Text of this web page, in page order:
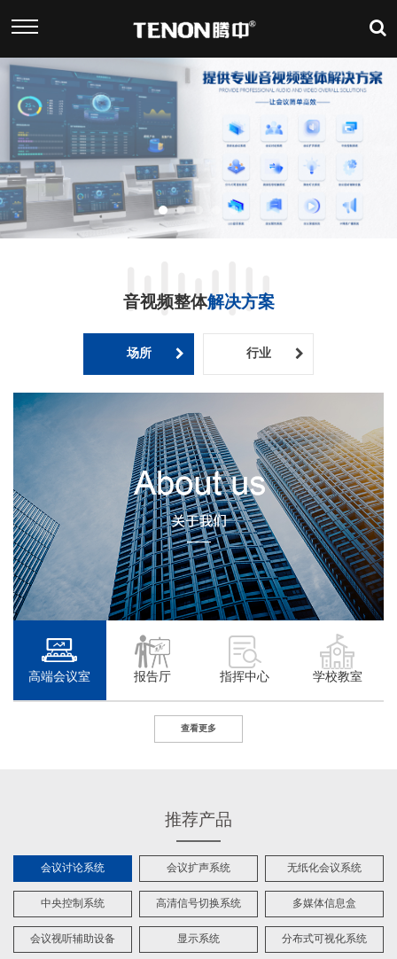
音视频整体解决方案
场所 行业
高端会议室 报告厅 指挥中心 学校教室
查看更多
推荐产品
会议讨论系统 会议扩声系统 无纸化会议系统
中央控制系统 高清信号切换系统 多媒体信息盒
会议视听辅助设备 显示系统 分布式可视化系统